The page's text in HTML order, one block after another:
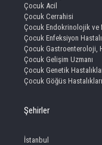
Çocuk Acil
Çocuk Cerrahisi
Çocuk Endokrinolojik ve
Çocuk Enfeksiyon
Çocuk Gastroenteroloji,
Çocuk Gelişim Uzmanı
Çocuk Genetik
Çocuk Göğüs Hastalıkları
Şehirler
İstanbul